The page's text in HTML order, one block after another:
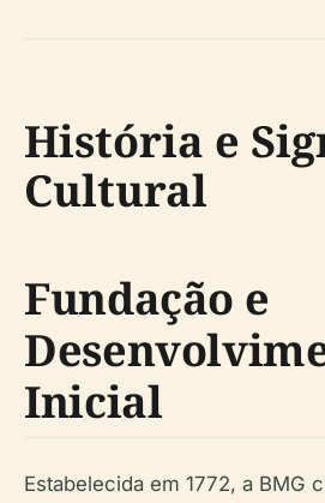
História e
Cultural
Fundação e
Inicial
Estabelecida em 1772, a BMG